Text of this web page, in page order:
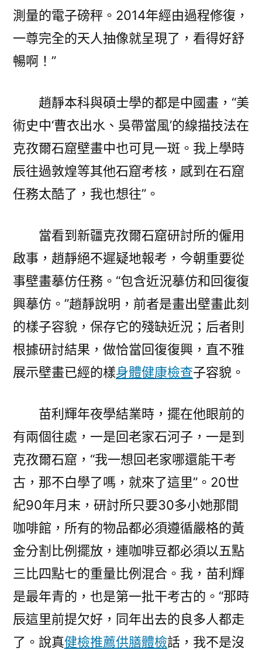
測量的電子磅秤。2014年經由過程修復，
一尊完全的天人抽像就呈現了，看得好舒
暢啊！”
趙靜本科與碩士學的都是中國畫，“美
術史中‘曹衣出水、吳帶當風’的線描技法在
克孜爾石窟壁畫中也可見一斑。我上學時
辰往過敦煌等其他石窟考核，感到在石窟
任務太酷了，我也想往”。
當看到新疆克孜爾石窟研討所的僱用
啟事，趙靜絕不遲疑地報考，今朝重要從
事壁畫摹仿任務。“包含近況摹仿和回復復
興摹仿。”趙靜說明，前者是畫出壁畫此刻
的樣子容貌，保存它的殘缺近況；后者則
根據研討結果，做恰當回復復興，直不雅
展示壁畫已經的樣身體健康檢查子容貌。
苗利輝年夜學結業時，擺在他眼前的
有兩個往處，一是回老家石河子，一是到
克孜爾石窟，“我一想回老家哪還能干考
古，那不白學了嗎，就來了這里”。20世
紀90年月末，研討所只要30多小她那間
咖啡館，所有的物品都必須遵循嚴格的黃
金分割比例擺放，連咖啡豆都必須以五點
三比四點七的重量比例混合。我，苗利輝
是最年青的，也是第一批干考古的。“那時
辰這里前提欠好，同年出去的良多人都走
了。說真健檢推薦供膳體檢話，我不是沒